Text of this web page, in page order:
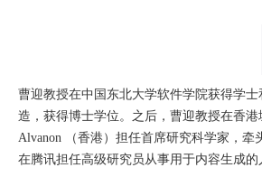
曹迎教授在中国东北大学软件学院获得学
造，获得博士学位。之后，曹迎教授在香
Alvanon （香港）担任首席研究科学家，
在腾讯担任高级研究员从事用于内容生成的